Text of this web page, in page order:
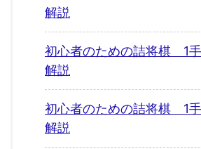
解説
初心者のための詰将棋 1
解説
初心者のための詰将棋 1
解説